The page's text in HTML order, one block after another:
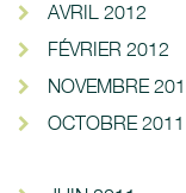
AVRIL 2012
FÉVRIER 2012
NOVEMBRE
OCTOBRE 2011